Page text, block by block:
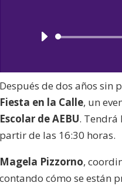
Después de dos años sin
Fiesta en la Calle, un
Escolar de AEBU. Tendrá
partir de las 16:30 horas.
Magela Pizzorno,
contando cómo se están